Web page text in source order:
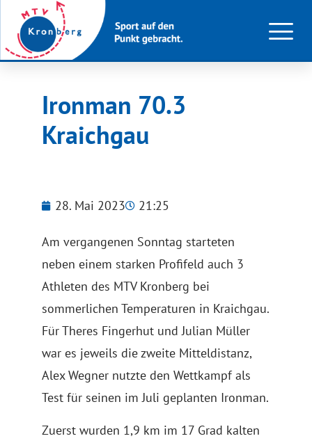
Ironman 70.3
Kraichgau
28. Mai 2023 21:25
Am vergangenen Sonntag starteten
neben einem starken Profifeld auch 3
Athleten des MTV Kronberg bei
sommerlichen Temperaturen in Kraichgau.
Für Theres Fingerhut und Julian Müller
war es jeweils die zweite Mitteldistanz,
Alex Wegner nutzte den Wettkampf als
Test für seinen im Juli geplanten Ironman.
Zuerst wurden 1,9 km im 17 Grad kalten